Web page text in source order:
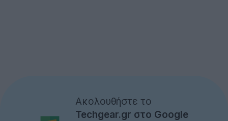
Ακολουθήστε το
Techgear.gr στο Google